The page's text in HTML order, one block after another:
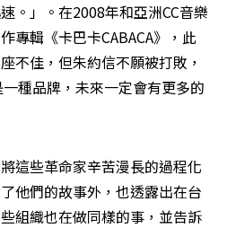
。」。在2008年和亞洲CC音樂
專輯《卡巴卡CABACA》，此
不佳，但朱約信不願被打敗，
種品牌，未來一定會有更多的
這些革命家辛苦漫長的過程化
他們的故事外，也透露出在台
組織也在做同樣的事，並告訴